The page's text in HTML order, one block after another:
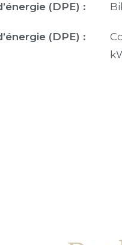
(DPE) :
(DPE) :